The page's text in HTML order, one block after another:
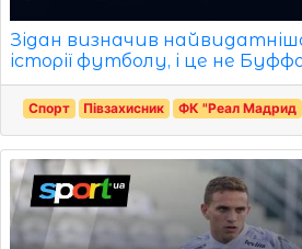
Зідан визначив
історії футболу, і це не
Спорт Півзахисник ФК "Реал Мадрид